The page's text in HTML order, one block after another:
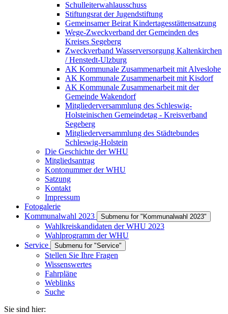
Schulleiterwahlausschuss
Stiftungsrat der Jugendstiftung
Gemeinsamer Beirat Kindertagesstättensatzung
Wege-Zweckverband der Gemeinden des
Kreises Segeberg
Zweckverband Wasserversorgung Kaltenkirchen
/ Henstedt-Ulzburg
AK Kommunale Zusammenarbeit mit Alveslohe
AK Kommunale Zusammenarbeit mit Kisdorf
AK Kommunale Zusammenarbeit mit der
Gemeinde Wakendorf
Mitgliederversammlung des Schleswig-
Holsteinischen Gemeindetag - Kreisverband
Segeberg
Mitgliederversammlung des Städtebundes
Schleswig-Holstein
Die Geschichte der WHU
Mitgliedsantrag
Kontonummer der WHU
Satzung
Kontakt
Impressum
Fotogalerie
Kommunalwahl 2023
Submenu for "Kommunalwahl 2023"
Wahlkreiskandidaten der WHU 2023
Wahlprogramm der WHU
Service
Submenu for "Service"
Stellen Sie Ihre Fragen
Wissenswertes
Fahrpläne
Weblinks
Suche
Sie sind hier: